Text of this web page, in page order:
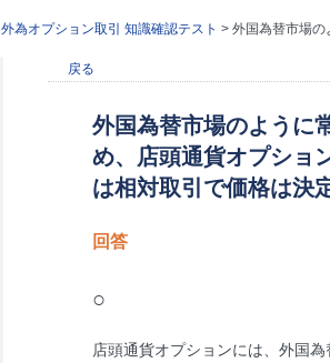
外為オプション取引 知識確認テスト > 外国為替市場のように常にオプションの価格を提示し
戻る
外国為替市場のように
め、店頭通貨オプショ
は相対取引で価格は決
回答
○
店頭通貨オプションには、外国